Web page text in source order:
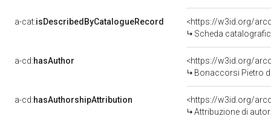
a-cat:isDescribedByCatalogueRecord
<https://w3id.org/
Scheda
a-cd:hasAuthor
<https://w3id.org/
Bonaccorsi Pietro
a-cd:hasAuthorshipAttribution
<https://w3id.org/
Attribuzione di